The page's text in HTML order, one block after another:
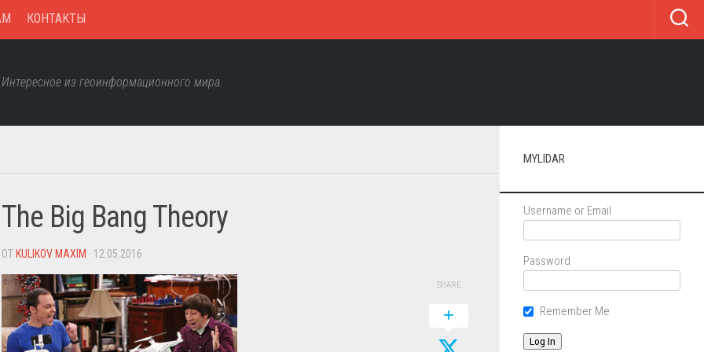
КОНТАКТЫ
Интересное из геоинформационного мира.
The Big Bang Theory
ОТ KULIKOV MAXIM · 12.05.2016
SHARE
MYLIDAR
Username or Email
Password
Remember Me